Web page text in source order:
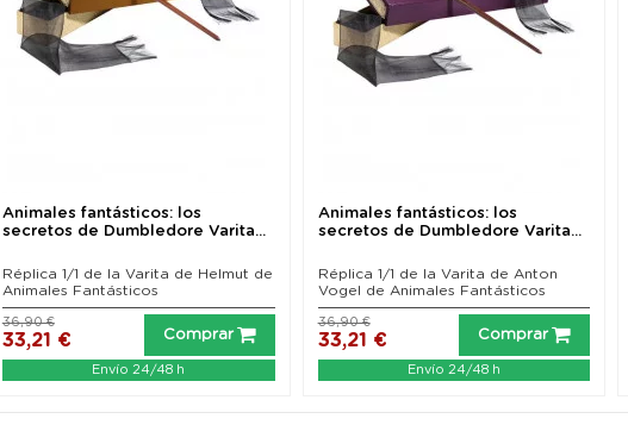
Animales fantásticos: los
secretos de Dumbledore Varita...
Réplica 1/1 de la Varita de Helmut de
Animales Fantásticos
33,21 €
36,90 €
Comprar
Envío 24/48 h
Animales fantásticos: los
secretos de Dumbledore Varita...
Réplica 1/1 de la Varita de Anton
Vogel de Animales Fantásticos
33,21 €
36,90 €
Comprar
Envío 24/48 h